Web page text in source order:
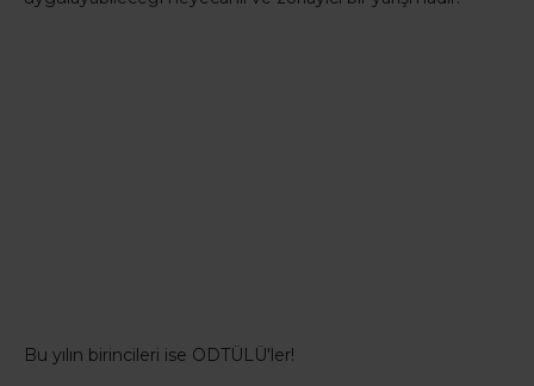
Bu yılın birincileri ise ODTÜLÜ'ler!